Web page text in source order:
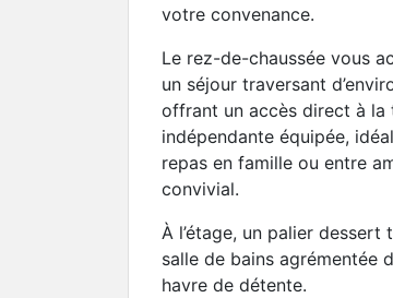
votre convenance.
Le rez-de-chaussée vous
un séjour traversant
offrant un accès direct à la
indépendante équipée,
repas en famille ou entre
convivial.
À l’étage, un palier
salle de bains agrémentée
havre de détente.